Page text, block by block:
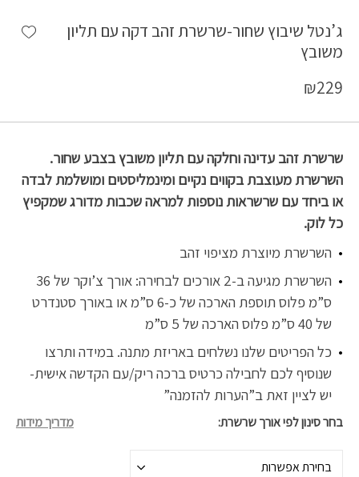
ג’נטל שיבוץ שחור-שרשרת זהב דקה עם תליון
משובץ
₪229
שרשרת זהב עדינה וחלקה עם תליון משובץ בצבע שחור.
השרשרת מעוצבת בקווים נקיים ומינמליסטים ומושלמת לבדה
או ביחד עם שרשראות נוספות למראה שכבות מדורג שמקפיץ
כל לוק.
השרשרת מיוצרת מציפוי זהב
השרשרת מגיעה ב-2 אורכים לבחירה: אורך צ’וקר של 36
ס”מ פלוס תוספת הארכה של כ-6 ס”מ או באורך סטנדרט
של 40 ס”מ פלוס הארכה של 5 ס”מ
כל הפריטים שלנו נשלחים באריזת מתנה. במידה ותרצו
שנוסיף לכם לחבילה כרטיס ברכה ריק/עם הקדשה אישית-
יש לציין זאת ב”הערות להזמנה”
בחר סינון לפי אורך שרשרת מדריך מידות
בחירת אפשרות